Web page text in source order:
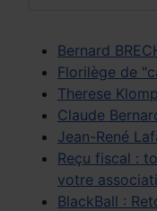
Bernard
Florilège de
Therese
Claude
Jean-René
Reçu fiscal :
votre
BlackBall :